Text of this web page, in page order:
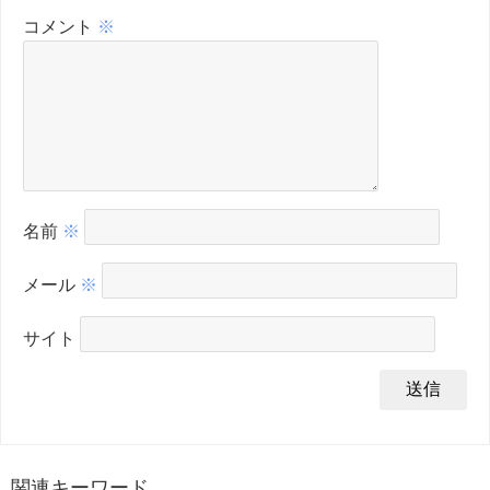
コメント ※
名前 ※
メール ※
サイト